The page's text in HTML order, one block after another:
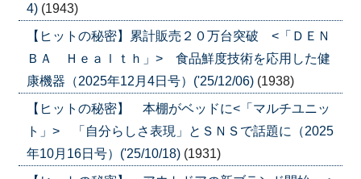
4) (1943)
【ヒットの秘密】累計販売２０万台突破 <「ＤＥＮ
ＢＡ Ｈｅａｌｔｈ」> 食品鮮度技術を応用した健
康機器（2025年12月4日号）('25/12/06) (1938)
【ヒットの秘密】 本棚がベッドに<「マルチユニッ
ト」> 「自分らしさ表現」とＳＮＳで話題に（2025
年10月16日号）('25/10/18) (1931)